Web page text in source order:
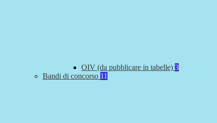
OIV (da pubblicare in tabelle) 3
Bandi di concorso 11